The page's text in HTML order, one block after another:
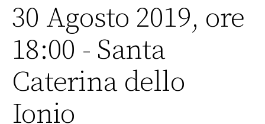
30 Agosto 2019, ore
18:00 - Santa
Caterina dello
Ionio